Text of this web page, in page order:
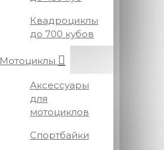
Квадроциклы
до 700 кубов
Мотоциклы
Аксессуары
для
мотоциклов
Спортбайки